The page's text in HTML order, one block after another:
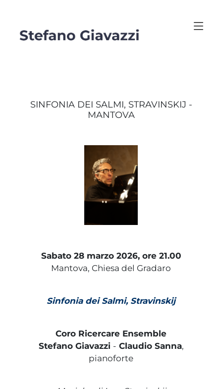
SINFONIA DEI SALMI, STRAVINSKIJ -
MANTOVA
Sabato 28 marzo 2026, ore 21.00
Mantova, Chiesa del Gradaro
Sinfonia dei Salmi, Stravinskij
Coro Ricercare Ensemble
Stefano Giavazzi - Claudio Sanna,
pianoforte